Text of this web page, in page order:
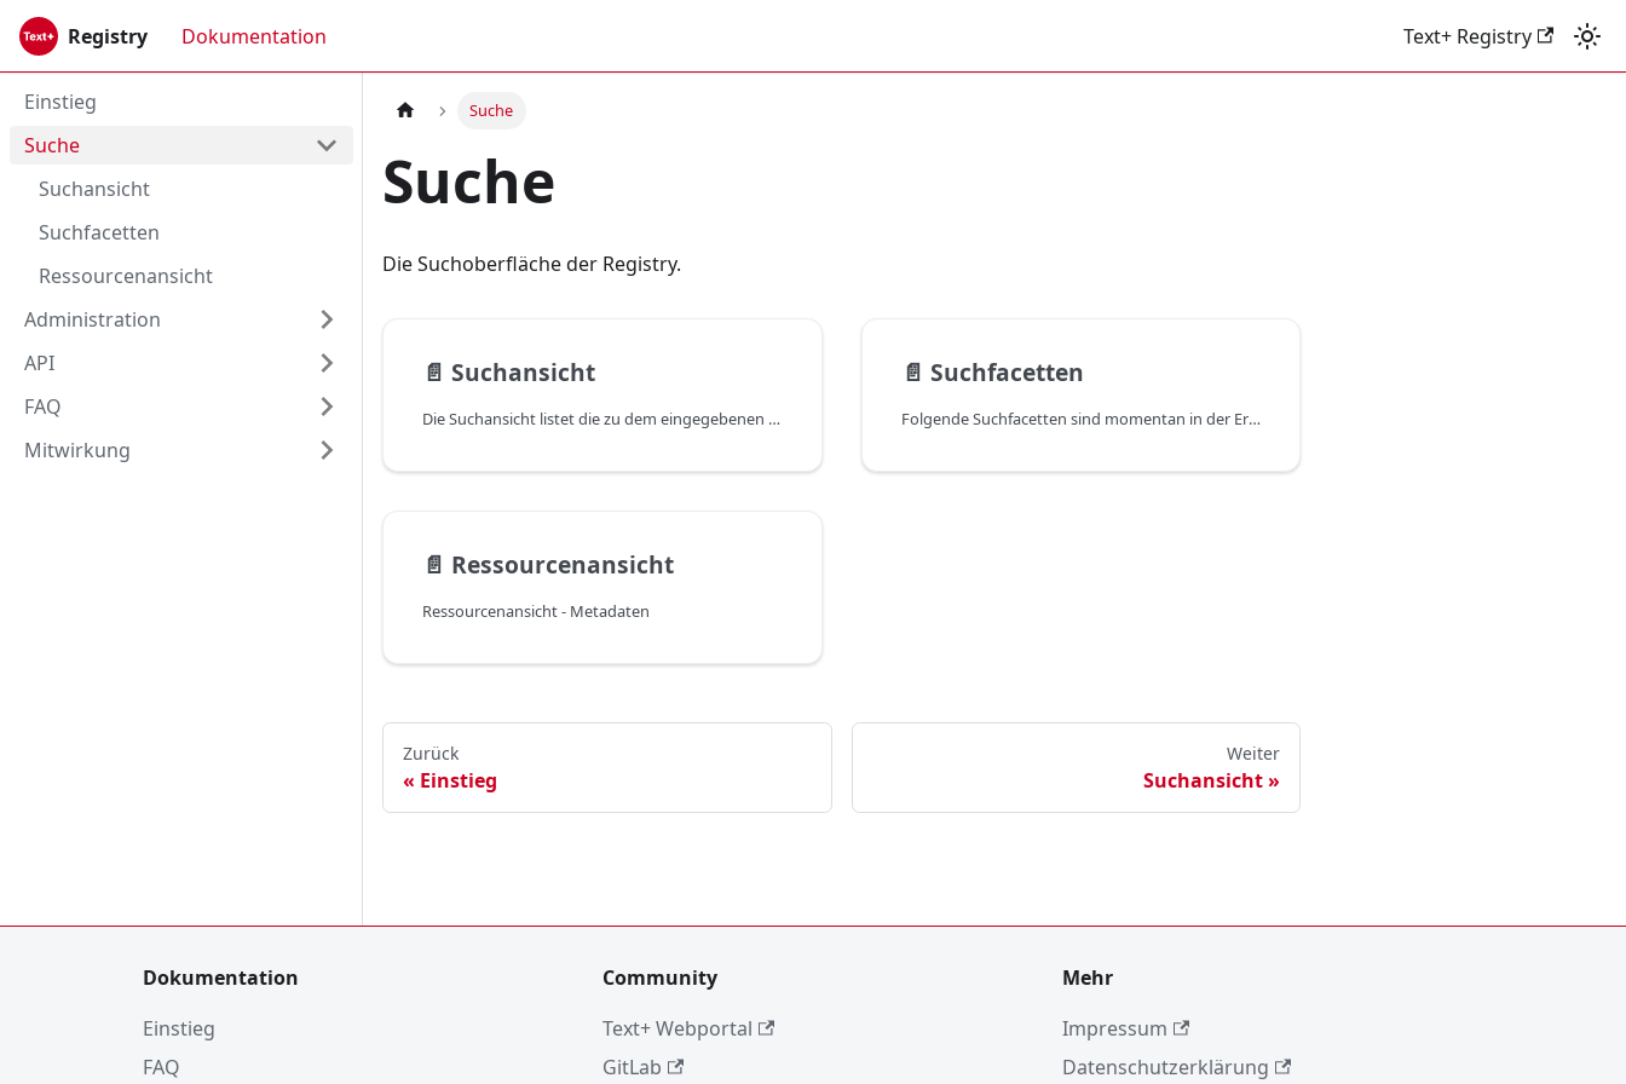
Registry Dokumentation Text+ Registry
Einstieg
Suche
Suchansicht
Suchfacetten
Ressourcenansicht
Administration
API
FAQ
Mitwirkung
Suche
Suche
Die Suchoberfläche der Registry.
📄️ Suchansicht
Die Suchansicht listet die zu dem eingegebenen Suchbegriff gefundenen Ressourcen auf. Wie auf der Startseite gibt es hier verschiedene Suchzugriffe: Ressourcen können im übergreifenden Katalog oder spezifisch in einer der Datendomänen gesucht werden. Jedes Ergebnis ist mit Titel, Beschreibung, relevanten Metadatentags und Links aufgelistet. Ein Klick auf den Titel der jeweiligen Ressource führt zur Ressourcenansicht innerhalb der Registry, während Sie über "Ressourcen Links" direkt extern zu der eigentlichen Ressource kommen.
📄️ Suchfacetten
Folgende Suchfacetten sind momentan in der Ergebnisansicht verfügbar:
📄️ Ressourcenansicht
Ressourcenansicht - Metadaten
Zurück
Einstieg
Weiter
Suchansicht
Dokumentation
Einstieg
FAQ
Community
Text+ Webportal
GitLab
Mehr
Impressum
Datenschutzerklärung